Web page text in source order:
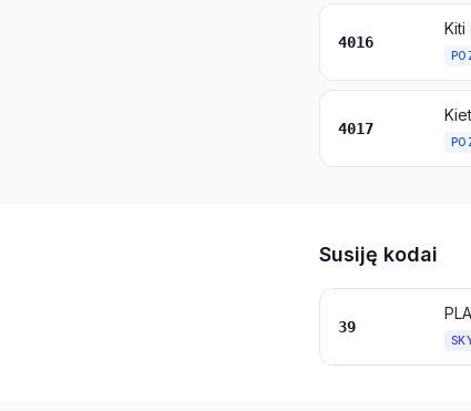
4016
Kiti
4017
Susiję kodai
39